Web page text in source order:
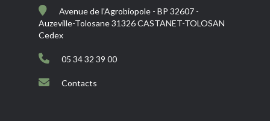
Avenue de l’Agrobiopole - BP 32607 -
Auzeville-Tolosane 31326 CASTANET-TOLOSAN
Cedex
05 34 32 39 00
Contacts